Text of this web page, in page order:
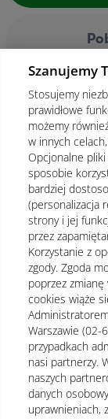
Dane osobowe
Oświadczenie o
Szanujemy
Stosujemy
prawidłowe
możemy
w innych
Opcjonalne
sposobie
bardziej
(personalizacja
strony i jej
przez
Korzystanie z
zgody. Zgoda
poprzez
cookies wiąże
Warszawie (02-
przypadkach
nasi partnerzy.
naszych
danych
uprawnieniach,